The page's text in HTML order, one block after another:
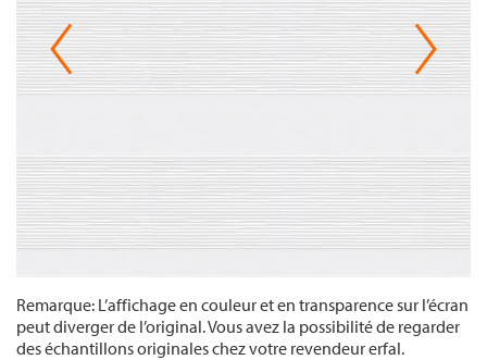
Remarque: L’affichage en couleur et en transparence sur l’écran
peut diverger de l’original. Vous avez la possibilité de regarder
des échantillons originales chez votre revendeur erfal.